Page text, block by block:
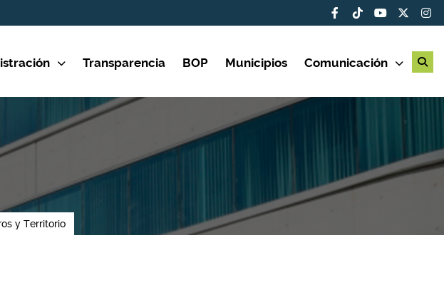
Transparencia BOP Municipios Comunicación
y Territorio